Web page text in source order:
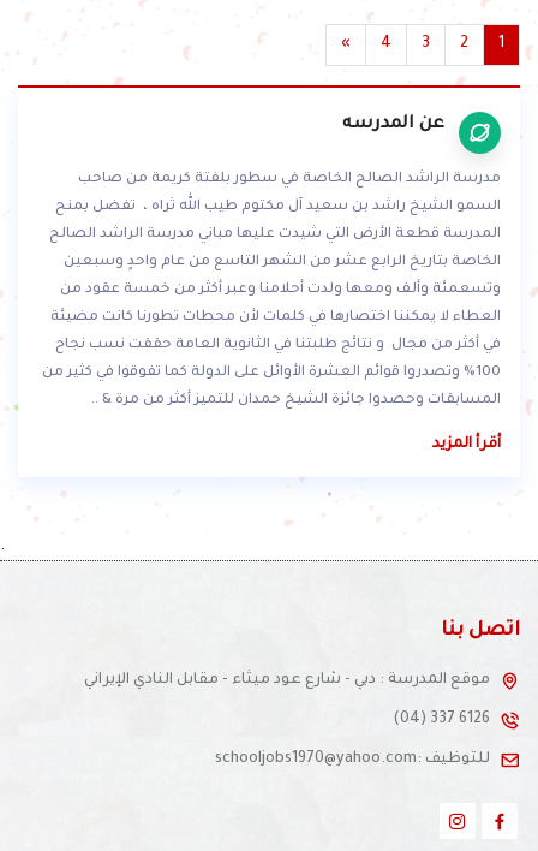
1
2
3
4
»
عن المدرسه
مدرسة الراشد الصالح الخاصة في سطور بلفتة كريمة من صاحب
السمو الشيخ راشد بن سعيد آل مكتوم طيب الله ثراه ، تفضل بمنح
المدرسة قطعة الأرض التي شيدت عليها مباني مدرسة الراشد الصالح
الخاصة بتاريخ الرابع عشر من الشهر التاسع من عام واحدٍ وسبعين
وتسعمئة وألف ومعها ولدت أحلامنا وعبر أكثر من خمسة عقود من
العطاء لا يمكننا اختصارها في كلمات لأن محطات تطورنا كانت مضيئة
في أكثر من مجال و نتائج طلبتنا في الثانوية العامة حققت نسب نجاح
100% وتصدروا قوائم العشرة الأوائل على الدولة كما تفوقوا في كثير من
المسابقات وحصدوا جائزة الشيخ حمدان للتميز أكثر من مرة & ..
أقرأ المزيد
.
اتصل بنا
موقع المدرسة : دبي - شارع عود ميثاء - مقابل النادي الإيراني
(04) 337 6126
للتوظيف :schooljobs1970@yahoo.com